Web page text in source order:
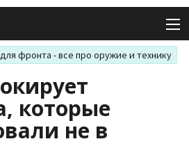
фронта - все про оружие и технику
которые
не в